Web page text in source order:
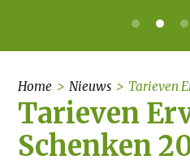
Home > Nieuws > Tarieven
Tarieven
Schenken